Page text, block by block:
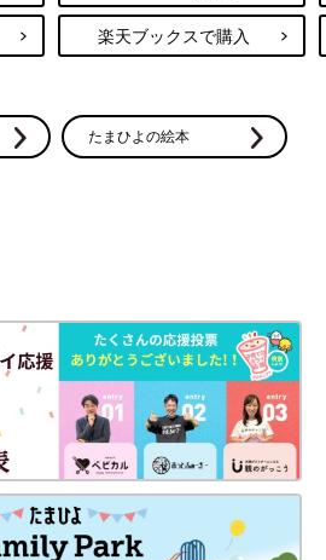
楽天ブックスで購入
たまひよの絵本